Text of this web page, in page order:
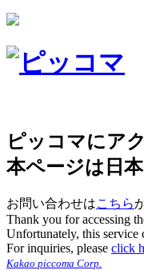
ピッコマにア
本ページは日
お問い合わせはこちら
Thank you for accessing
Unfortunately, this service
For inquiries, please click
Kakao piccoma Corp.